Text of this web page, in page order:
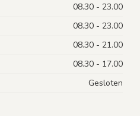
08.30 - 23.00
08.30 - 23.00
08.30 - 21.00
08.30 - 17.00
Gesloten